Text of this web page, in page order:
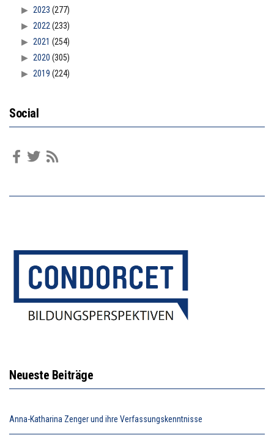
2023 (277)
2022(233)
2021 (254)
2020 (305)
2019 (224)
Social
Neueste Beiträge
Anna-Katharina Zenger und ihre Verfassungskenntnisse